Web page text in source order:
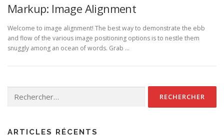
Markup: Image Alignment
Welcome to image alignment! The best way to demonstrate the ebb
and flow of the various image positioning options is to nestle them
snuggly among an ocean of words. Grab …
ARTICLES RÉCENTS